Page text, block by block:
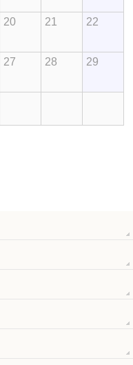
20 21 22
27 28 29